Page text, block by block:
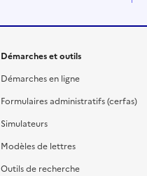
Démarches et outils
Démarches en ligne
Formulaires administratifs (cerfas)
Simulateurs
Modèles de lettres
Outils de recherche